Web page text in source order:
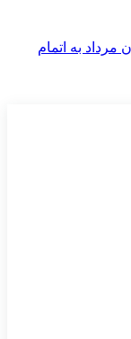
مرداد به اتمام